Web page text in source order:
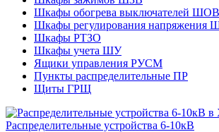
Шкафы обогрева выключателей ШОВ
Шкафы регулирования
Шкафы РТЗО
Шкафы учета ШУ
Ящики управления РУСМ
Пункты распределительные ПР
Щиты ГРЩ
Распределительные устройства 6-10кВ